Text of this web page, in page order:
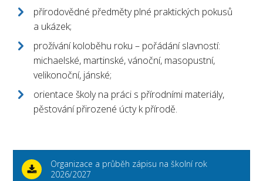
přírodovědné předměty plné praktických pokusů
a ukázek;
prožívání koloběhu roku – pořádání slavností:
michaelské, martinské, vánoční, masopustní,
velikonoční, jánské;
orientace školy na práci s přírodními materiály,
pěstování přirozené úcty k přírodě.
Organizace a průběh zápisu na školní rok
2026/2027